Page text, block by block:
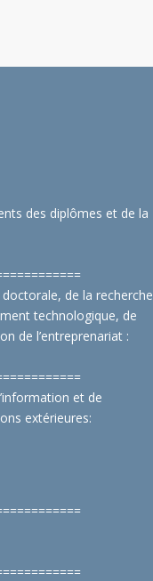
des diplômes et de la
====
de la recherche
technologique, de
de l’entreprenariat :
====
et de
extérieures:
====
====